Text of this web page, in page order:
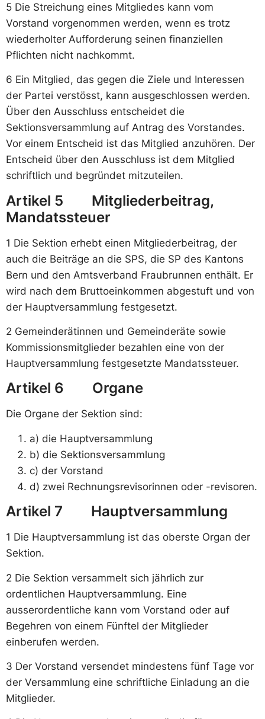
5 Die Streichung eines Mitgliedes kann vom
Vorstand vorgenommen werden, wenn es trotz
wiederholter Aufforderung seinen finanziellen
Pflichten nicht nachkommt.
6 Ein Mitglied, das gegen die Ziele und Interessen
der Partei verstösst, kann ausgeschlossen werden.
Über den Ausschluss entscheidet die
Sektionsversammlung auf Antrag des Vorstandes.
Vor einem Entscheid ist das Mitglied anzuhören. Der
Entscheid über den Ausschluss ist dem Mitglied
schriftlich und begründet mitzuteilen.
Artikel 5 Mitgliederbeitrag,
Mandatssteuer
1 Die Sektion erhebt einen Mitgliederbeitrag, der
auch die Beiträge an die SPS, die SP des Kantons
Bern und den Amtsverband Fraubrunnen enthält. Er
wird nach dem Bruttoeinkommen abgestuft und von
der Hauptversammlung festgesetzt.
2 Gemeinderätinnen und Gemeinderäte sowie
Kommissionsmitglieder bezahlen eine von der
Hauptversammlung festgesetzte Mandatssteuer.
Artikel 6 Organe
Die Organe der Sektion sind:
a) die Hauptversammlung
b) die Sektionsversammlung
c) der Vorstand
d) zwei Rechnungsrevisorinnen oder -revisoren.
Artikel 7 Hauptversammlung
1 Die Hauptversammlung ist das oberste Organ der
Sektion.
2 Die Sektion versammelt sich jährlich zur
ordentlichen Hauptversammlung. Eine
ausserordentliche kann vom Vorstand oder auf
Begehren von einem Fünftel der Mitglieder
einberufen werden.
3 Der Vorstand versendet mindestens fünf Tage vor
der Versammlung eine schriftliche Einladung an die
Mitglieder.